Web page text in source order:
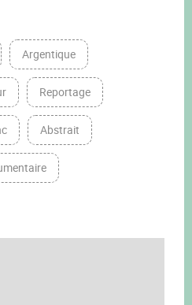
Argentique
Reportage
Abstrait